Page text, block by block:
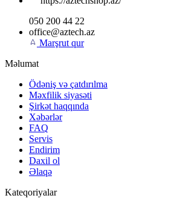
050 200 44 22
office@aztech.az
Marşrut qur
Məlumat
Ödəniş və çatdırılma
Məxfilik siyasəti
Şirkət haqqında
Xəbərlər
FAQ
Servis
Endirim
Daxil ol
Əlaqə
Kateqoriyalar